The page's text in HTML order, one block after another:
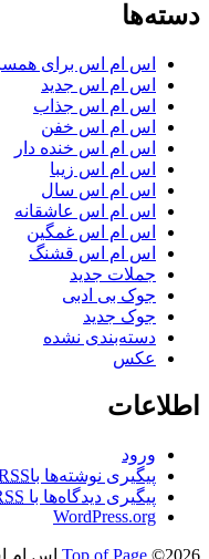
دسته‌ها
اس ام اس برای
اس ام اس جدید
اس ام اس جذاب
اس ام اس خفن
اس ام اس خنده دار
اس ام اس زیبا
اس ام اس سال
اس ام اس عاشقانه
اس ام اس غمگین
اس ام اس قشنگ
جملات جدید
جوک بی ادبی
جوک جدید
دسته‌بندی نشده
عکس
اطلاعات
ورود
پیگیری نوشته‌ها با
پیگیری دیدگاه‌ها با
WordPress.org
Top of Page ©2026 اس ام اس جدید